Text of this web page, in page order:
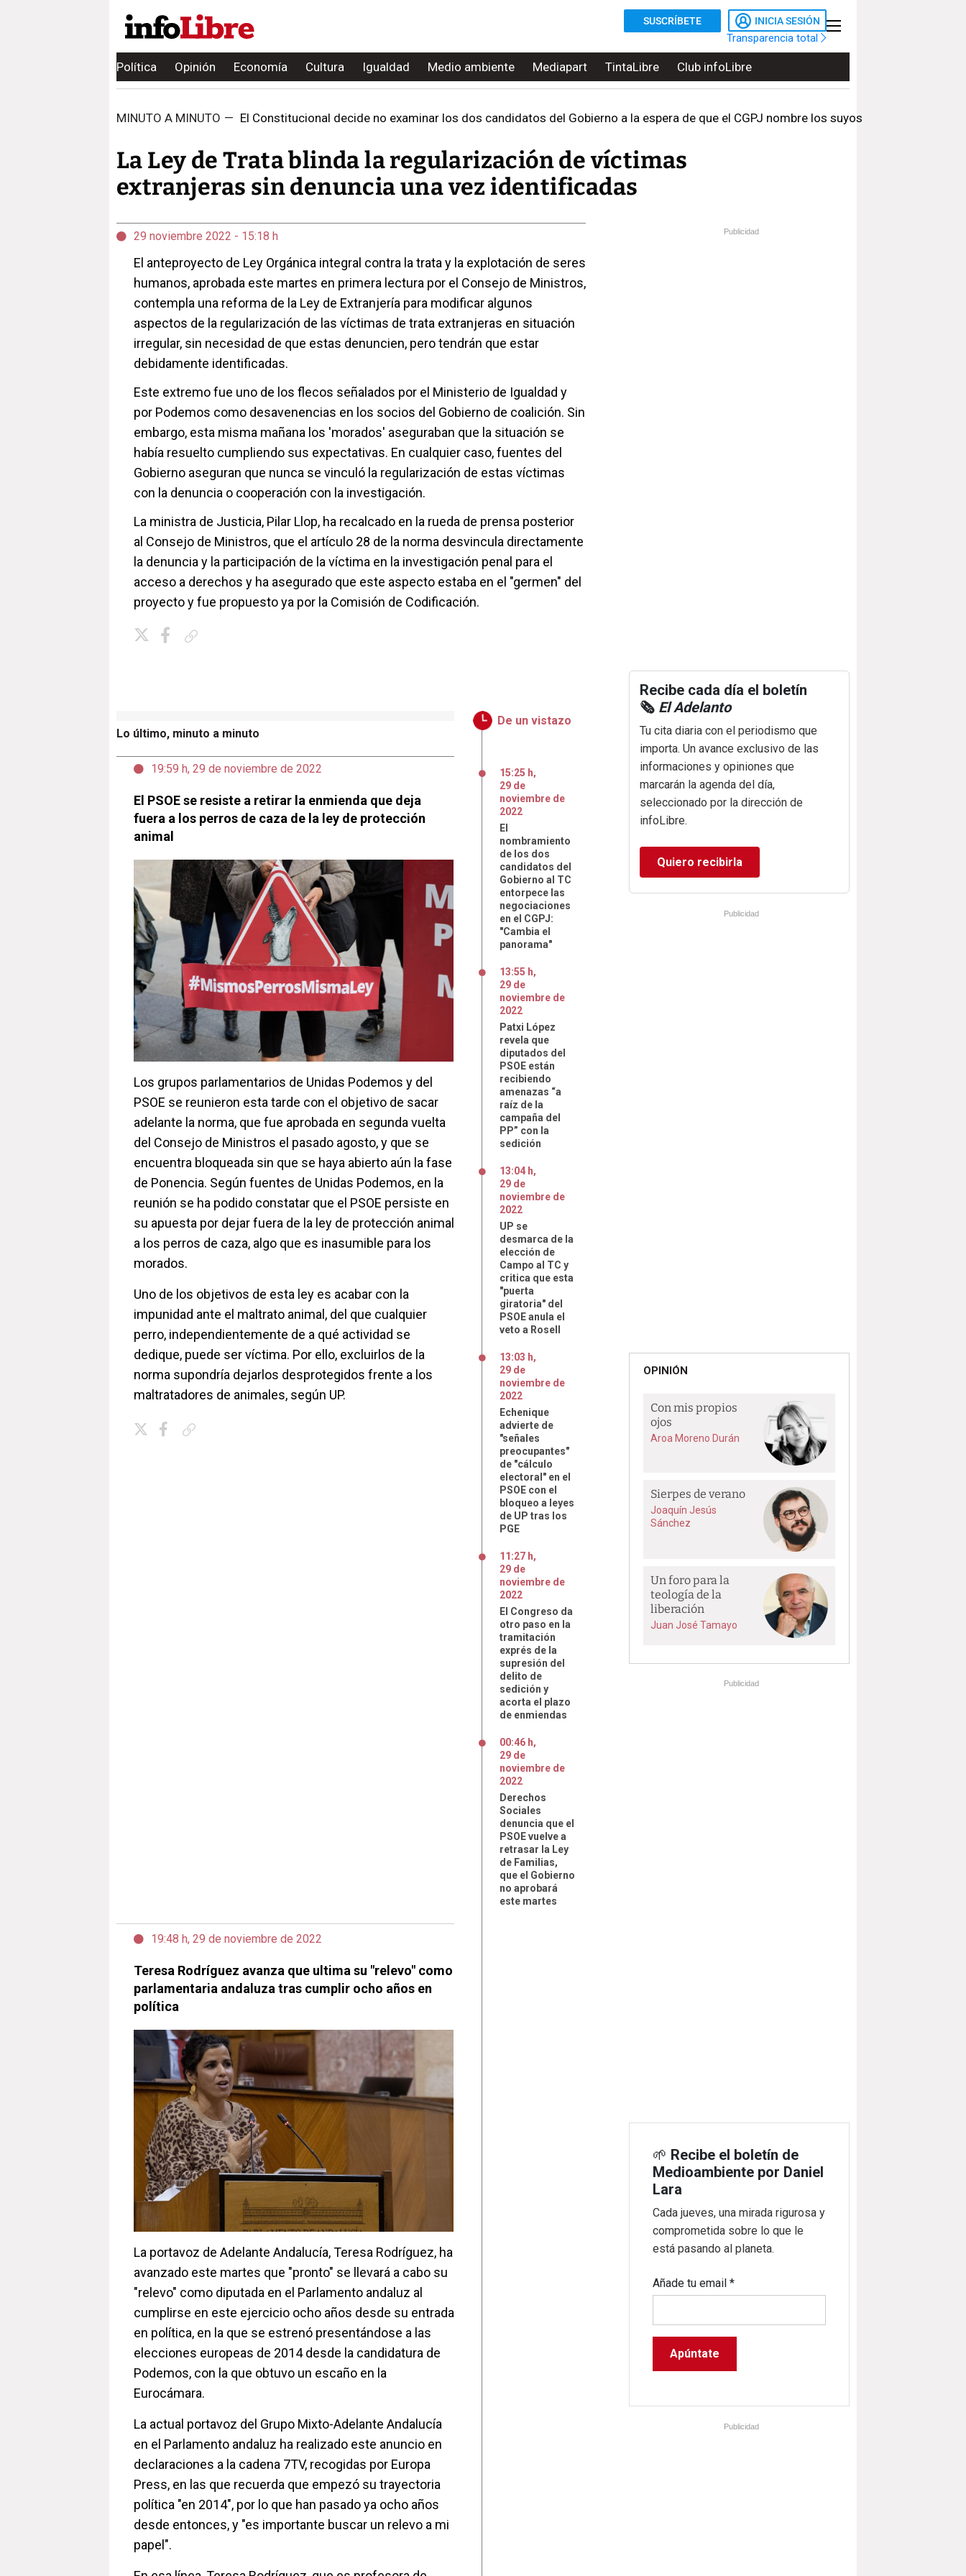
SUSCRÍBETE INICIA SESIÓN
Transparencia total
Política Opinión Economía Cultura Igualdad Medio ambiente Mediapart TintaLibre Club infoLibre
MINUTO A MINUTO — El Constitucional decide no examinar los dos candidatos del Gobierno a la espera de que el CGPJ nombre los suyos
La Ley de Trata blinda la regularización de víctimas
extranjeras sin denuncia una vez identificadas
29 noviembre 2022 - 15:18 h
El anteproyecto de Ley Orgánica integral contra la trata y la explotación de seres
humanos, aprobada este martes en primera lectura por el Consejo de Ministros,
contempla una reforma de la Ley de Extranjería para modificar algunos
aspectos de la regularización de las víctimas de trata extranjeras en situación
irregular, sin necesidad de que estas denuncien, pero tendrán que estar
debidamente identificadas.
Este extremo fue uno de los flecos señalados por el Ministerio de Igualdad y
por Podemos como desavenencias en los socios del Gobierno de coalición. Sin
embargo, esta misma mañana los 'morados' aseguraban que la situación se
había resuelto cumpliendo sus expectativas. En cualquier caso, fuentes del
Gobierno aseguran que nunca se vinculó la regularización de estas víctimas
con la denuncia o cooperación con la investigación.
La ministra de Justicia, Pilar Llop, ha recalcado en la rueda de prensa posterior
al Consejo de Ministros, que el artículo 28 de la norma desvincula directamente
la denuncia y la participación de la víctima en la investigación penal para el
acceso a derechos y ha asegurado que este aspecto estaba en el "germen" del
proyecto y fue propuesto ya por la Comisión de Codificación.
Lo último, minuto a minuto
19:59 h, 29 de noviembre de 2022
El PSOE se resiste a retirar la enmienda que deja
fuera a los perros de caza de la ley de protección
animal
Los grupos parlamentarios de Unidas Podemos y del
PSOE se reunieron esta tarde con el objetivo de sacar
adelante la norma, que fue aprobada en segunda vuelta
del Consejo de Ministros el pasado agosto, y que se
encuentra bloqueada sin que se haya abierto aún la fase
de Ponencia. Según fuentes de Unidas Podemos, en la
reunión se ha podido constatar que el PSOE persiste en
su apuesta por dejar fuera de la ley de protección animal
a los perros de caza, algo que es inasumible para los
morados.
Uno de los objetivos de esta ley es acabar con la
impunidad ante el maltrato animal, del que cualquier
perro, independientemente de a qué actividad se
dedique, puede ser víctima. Por ello, excluirlos de la
norma supondría dejarlos desprotegidos frente a los
maltratadores de animales, según UP.
19:48 h, 29 de noviembre de 2022
Teresa Rodríguez avanza que ultima su "relevo" como
parlamentaria andaluza tras cumplir ocho años en
política
La portavoz de Adelante Andalucía, Teresa Rodríguez, ha
avanzado este martes que "pronto" se llevará a cabo su
"relevo" como diputada en el Parlamento andaluz al
cumplirse en este ejercicio ocho años desde su entrada
en política, en la que se estrenó presentándose a las
elecciones europeas de 2014 desde la candidatura de
Podemos, con la que obtuvo un escaño en la
Eurocámara.
La actual portavoz del Grupo Mixto-Adelante Andalucía
en el Parlamento andaluz ha realizado este anuncio en
declaraciones a la cadena 7TV, recogidas por Europa
Press, en las que recuerda que empezó su trayectoria
política "en 2014", por lo que han pasado ya ocho años
desde entonces, y "es importante buscar un relevo a mi
papel".
De un vistazo
15:25 h,
29 de
noviembre de
2022
El
nombramiento
de los dos
candidatos del
Gobierno al TC
entorpece las
negociaciones
en el CGPJ:
"Cambia el
panorama"
13:55 h,
29 de
noviembre de
2022
Patxi López
revela que
diputados del
PSOE están
recibiendo
amenazas “a
raíz de la
campaña del
PP” con la
sedición
13:04 h,
29 de
noviembre de
2022
UP se
desmarca de la
elección de
Campo al TC y
critica que esta
"puerta
giratoria" del
PSOE anula el
veto a Rosell
13:03 h,
29 de
noviembre de
2022
Echenique
advierte de
"señales
preocupantes"
de "cálculo
electoral" en el
PSOE con el
bloqueo a leyes
de UP tras los
PGE
11:27 h,
29 de
noviembre de
2022
El Congreso da
otro paso en la
tramitación
exprés de la
supresión del
delito de
sedición y
acorta el plazo
de enmiendas
00:46 h,
29 de
noviembre de
2022
Derechos
Sociales
denuncia que el
PSOE vuelve a
retrasar la Ley
de Familias,
que el Gobierno
no aprobará
este martes
Publicidad
Recibe cada día el boletín
🗞️ El Adelanto
Tu cita diaria con el periodismo que
importa. Un avance exclusivo de las
informaciones y opiniones que
marcarán la agenda del día,
seleccionado por la dirección de
infoLibre.
Quiero recibirla
Publicidad
OPINIÓN
Con mis propios
ojos
Aroa Moreno Durán
Sierpes de verano
Joaquín Jesús
Sánchez
Un foro para la
teología de la
liberación
Juan José Tamayo
Publicidad
🌱 Recibe el boletín de
Medioambiente por Daniel
Lara
Cada jueves, una mirada rigurosa y
comprometida sobre lo que le
está pasando al planeta.
Añade tu email*
Publicidad